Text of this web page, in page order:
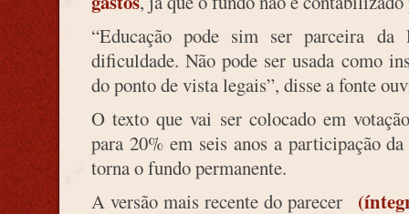
“Educação pode sim ser parceira
dificuldade. Não pode ser usada como
do ponto de vista legais”, disse a fonte
O texto que vai ser colocado em
para 20% em seis anos a participação
torna o fundo permanente.
A versão mais recente do parecer